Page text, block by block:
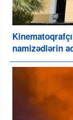
namizədlərin